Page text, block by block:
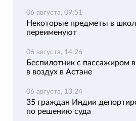
06 августа, 09:51
Некоторые предметы в
переименуют
06 августа, 14:26
Беспилотник с пассажиром
в воздух в Астане
06 августа, 13:24
35 граждан Индии
по решению суда